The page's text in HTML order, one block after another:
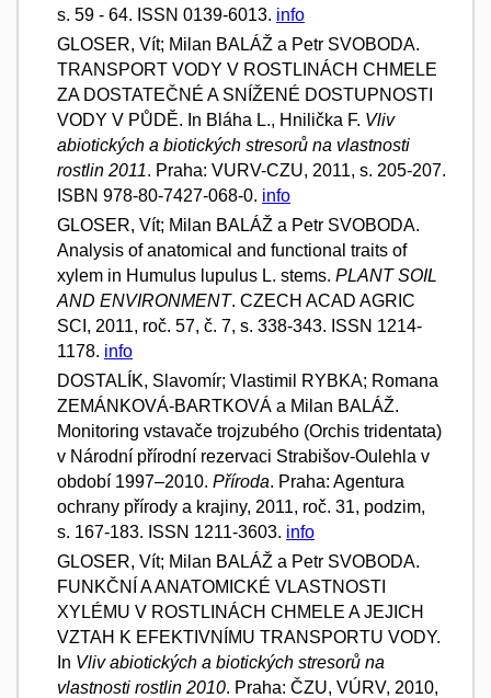
s. 59 - 64. ISSN 0139-6013. info
GLOSER, Vít; Milan BALÁŽ a Petr SVOBODA.
TRANSPORT VODY V ROSTLINÁCH CHMELE
ZA DOSTATEČNÉ A SNÍŽENÉ DOSTUPNOSTI
VODY V PŮDĚ. In Bláha L., Hnilička F. Vliv
abiotických a biotických stresorů na vlastnosti
rostlin 2011. Praha: VURV-CZU, 2011, s. 205-207.
ISBN 978-80-7427-068-0. info
GLOSER, Vít; Milan BALÁŽ a Petr SVOBODA.
Analysis of anatomical and functional traits of
xylem in Humulus lupulus L. stems. PLANT SOIL
AND ENVIRONMENT. CZECH ACAD AGRIC
SCI, 2011, roč. 57, č. 7, s. 338-343. ISSN 1214-
1178. info
DOSTALÍK, Slavomír; Vlastimil RYBKA; Romana
ZEMÁNKOVÁ-BARTKOVÁ a Milan BALÁŽ.
Monitoring vstavače trojzubého (Orchis tridentata)
v Národní přírodní rezervaci Strabišov-Oulehla v
období 1997–2010. Příroda. Praha: Agentura
ochrany přírody a krajiny, 2011, roč. 31, podzim,
s. 167-183. ISSN 1211-3603. info
GLOSER, Vít; Milan BALÁŽ a Petr SVOBODA.
FUNKČNÍ A ANATOMICKÉ VLASTNOSTI
XYLÉMU V ROSTLINÁCH CHMELE A JEJICH
VZTAH K EFEKTIVNÍMU TRANSPORTU VODY.
In Vliv abiotických a biotických stresorů na
vlastnosti rostlin 2010. Praha: ČZU, VÚRV, 2010,